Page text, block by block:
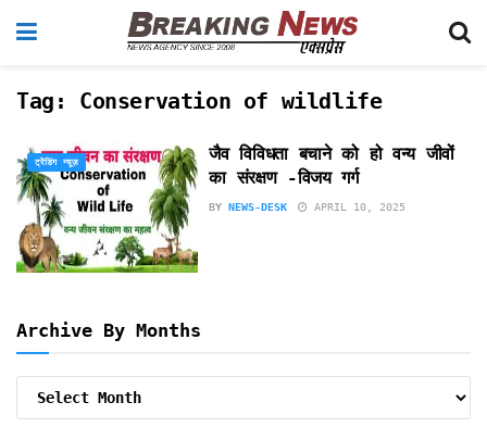
Tag: Conservation of wildlife
ट्रेंडिंग न्यूज़
जैव विविधता बचाने को हो वन्य जीवों
का संरक्षण -विजय गर्ग
BY NEWS-DESK APRIL 10, 2025
Archive By Months